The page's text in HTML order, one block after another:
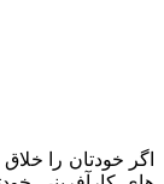
اگر خودتان را